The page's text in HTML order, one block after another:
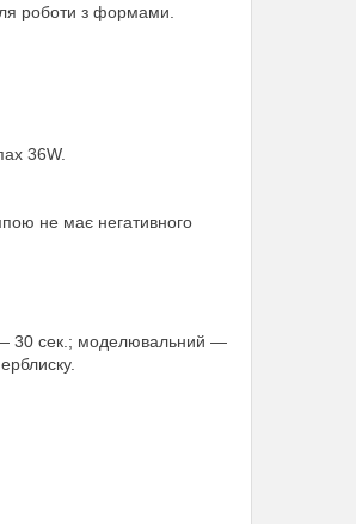
роботи з формами.
36W.
не має негативного
30 сек.; моделювальний —